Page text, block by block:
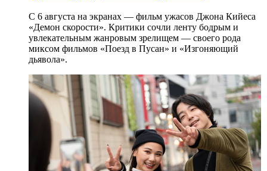
С 6 августа на экранах — фильм ужасов Джона Кийеса
«Демон скорости». Критики сочли ленту бодрым и
увлекательным жанровым зрелищeм — своего рода
миксом фильмов «Поезд в Пусан» и «Изгоняющий
дьявола».